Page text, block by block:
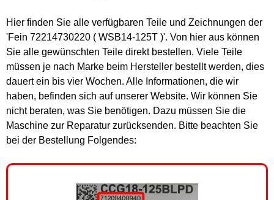
Hier finden Sie alle verfügbaren Teile und Zeichnungen der
'Fein 72214730220 ( WSB14-125T )'. Von hier aus können
Sie alle gewünschten Teile direkt bestellen. Viele Teile
müssen je nach Marke beim Hersteller bestellt werden, dies
dauert ein bis vier Wochen. Alle Informationen, die wir
haben, befinden sich auf unserer Website. Wir können Sie
nicht beraten, was Sie benötigen. Dazu müssen Sie die
Maschine zur Reparatur zurücksenden. Bitte beachten Sie
bei der Bestellung Folgendes: